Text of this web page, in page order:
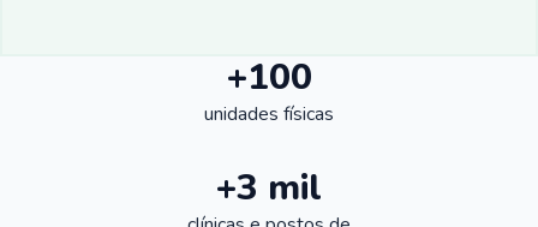
+100
unidades físicas
+3 mil